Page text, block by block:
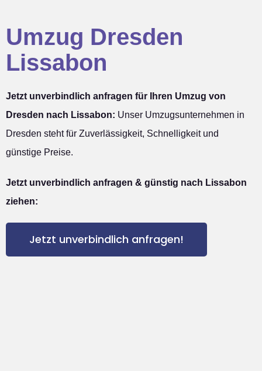
Umzug Dresden
Lissabon
Jetzt unverbindlich anfragen für Ihren Umzug von
Dresden nach Lissabon: Unser Umzugsunternehmen in
Dresden steht für Zuverlässigkeit, Schnelligkeit und
günstige Preise.
Jetzt unverbindlich anfragen & günstig nach Lissabon
ziehen:
Jetzt unverbindlich anfragen!